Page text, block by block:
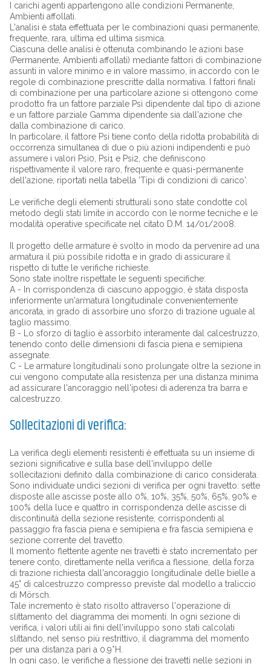
I carichi agenti appartengono alle condizioni Permanente,
Ambienti affollati.
L'analisi è stata effettuata per le combinazioni quasi permanente,
frequente, rara, ultima ed ultima sismica.
Ciascuna delle analisi è ottenuta combinando le azioni base
(Permanente, Ambienti affollati) mediante fattori di combinazione
assunti in valore minimo e in valore massimo, in accordo con le
regole di combinazione prescritte dalla normativa. I fattori finali
di combinazione per una particolare azione si ottengono come
prodotto fra un fattore parziale Psi dipendente dal tipo di azione
e un fattore parziale Gamma dipendente sia dall'azione che
dalla combinazione di carico.
In particolare, il fattore Psi tiene conto della ridotta probabilità di
occorrenza simultanea di due o più azioni indipendenti e può
assumere i valori Psi0, Psi1 e Psi2, che definiscono
rispettivamente il valore raro, frequente e quasi-permanente
dell'azione, riportati nella tabella 'Tipi di condizioni di carico'.
Le verifiche degli elementi strutturali sono state condotte col
metodo degli stati limite in accordo con le norme tecniche e le
modalità operative specificate nel citato D.M. 14/01/2008.
Il progetto delle armature è svolto in modo da pervenire ad una
armatura il più possibile ridotta e in grado di assicurare il
rispetto di tutte le verifiche richieste.
Sono state inoltre rispettate le seguenti specifiche:
A - In corrispondenza di ciascuno appoggio, è stata disposta
inferiormente un'armatura longitudinale convenientemente
ancorata, in grado di assorbire uno sforzo di trazione uguale al
taglio massimo.
B - Lo sforzo di taglio è assorbito interamente dal calcestruzzo,
tenendo conto delle dimensioni di fascia piena e semipiena
assegnate.
C - Le armature longitudinali sono prolungate oltre la sezione in
cui vengono computate alla resistenza per una distanza minima
ad assicurare l'ancoraggio nell'ipotesi di aderenza tra barra e
calcestruzzo.
Sollecitazioni di verifica:
La verifica degli elementi resistenti è effettuata su un insieme di
sezioni significative e sulla base dell'inviluppo delle
sollecitazioni definito dalla combinazione di carico considerata.
Sono individuate undici sezioni di verifica per ogni travetto: sette
disposte alle ascisse poste allo 0%, 10%, 35%, 50%, 65%, 90% e
100% della luce e quattro in corrispondenza delle ascisse di
discontinuità della sezione resistente, corrispondenti al
passaggio fra fascia piena e semipiena e fra fascia semipiena e
sezione corrente del travetto.
Il momento flettente agente nei travetti è stato incrementato per
tenere conto, direttamente nella verifica a flessione, della forza
di trazione richiesta dall'ancoraggio longitudinale delle bielle a
45° di calcestruzzo compresso previste dal modello a traliccio
di Mörsch.
Tale incremento è stato risolto attraverso l'operazione di
slittamento del diagramma dei momenti. In ogni sezione di
verifica, i valori utili ai fini dell'inviluppo sono stati calcolati
slittando, nel senso più restrittivo, il diagramma del momento
per una distanza pari a 0.9*H.
In ogni caso, le verifiche a flessione dei travetti nelle sezioni in